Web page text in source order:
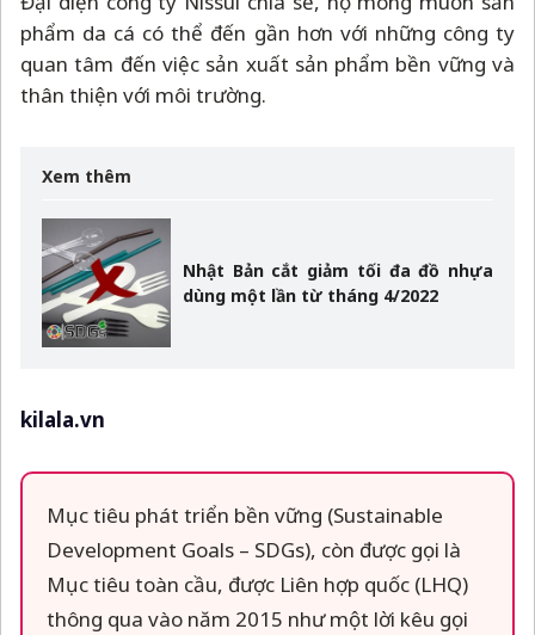
phẩm da cá có thể đến gần hơn với những công ty
quan tâm đến việc sản xuất sản phẩm bền vững và
thân thiện với môi trường.
Xem thêm
Nhật Bản cắt giảm tối đa đồ nhựa
dùng một lần từ tháng 4/2022
kilala.vn
Mục tiêu phát triển bền vững (Sustainable
Development Goals – SDGs), còn được gọi là
Mục tiêu toàn cầu, được Liên hợp quốc (LHQ)
thông qua vào năm 2015 như một lời kêu gọi